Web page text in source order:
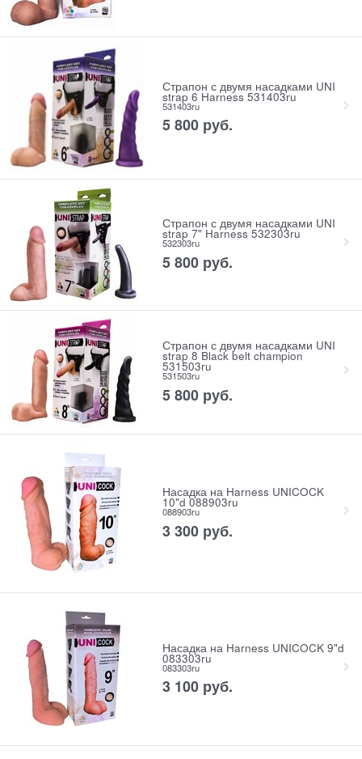
Страпон с двумя насадками UNI
strap 6 Harness 531403ru
531403ru
5 800 руб.
Страпон с двумя насадками UNI
strap 7" Harness 532303ru
532303ru
5 800 руб.
Страпон с двумя насадками UNI
strap 8 Black belt champion
531503ru
531503ru
5 800 руб.
Насадка на Harness UNICOCK
10"d 088903ru
088903ru
3 300 руб.
Насадка на Harness UNICOCK 9"d
083303ru
083303ru
3 100 руб.